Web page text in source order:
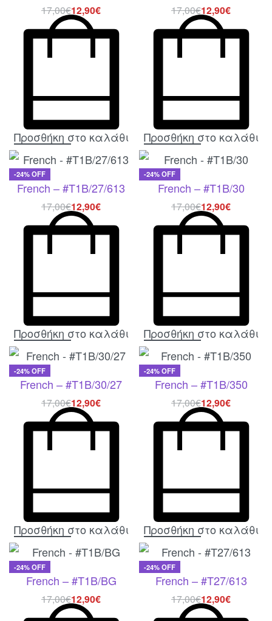
17,00€12,90€
Προσθήκη στο καλάθι
17,00€12,90€
Προσθήκη στο καλάθι
-24% OFF
French – #T1B/27/613
17,00€12,90€
Προσθήκη στο καλάθι
-24% OFF
French – #T1B/30
17,00€12,90€
Προσθήκη στο καλάθι
-24% OFF
French – #T1B/30/27
17,00€12,90€
Προσθήκη στο καλάθι
-24% OFF
French – #T1B/350
17,00€12,90€
Προσθήκη στο καλάθι
-24% OFF
French – #T1B/BG
17,00€12,90€
-24% OFF
French – #T27/613
17,00€12,90€